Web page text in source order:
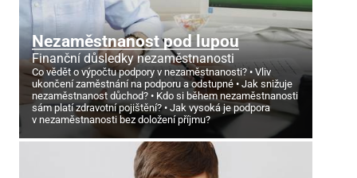
Nezaměstnanost pod lupou
Finanční důsledky nezaměstnanosti
Co vědět o výpočtu podpory v nezaměstnanosti?
Vliv
ukončení zaměstnání na podporu a odstupné
Jak snižuje
nezaměstnanost důchod?
Kdo si během nezaměstnanosti
sám platí zdravotní pojištění?
Jak vysoká je podpora
v nezaměstnanosti bez doložení příjmu?